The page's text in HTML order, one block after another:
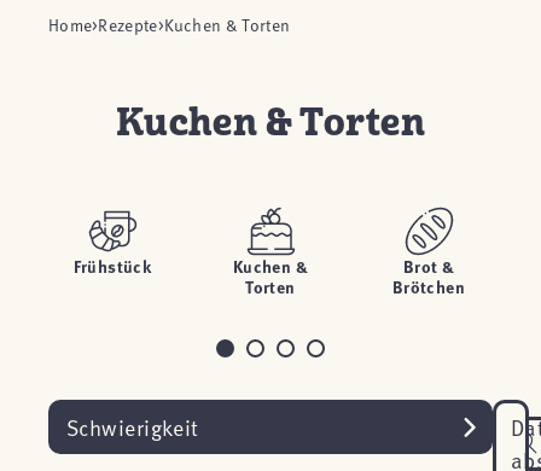
Home Rezepte Kuchen & Torten
Kuchen & Torten
Frühstück
Kuchen &
Torten
Brot &
Brötchen
Schwierigkeit